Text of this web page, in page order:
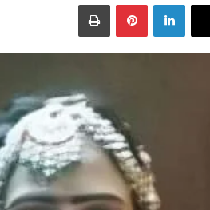
لينكدإن بينتيريست